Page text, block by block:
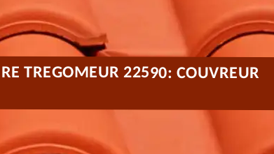
TREGOMEUR 22590: COUVREUR